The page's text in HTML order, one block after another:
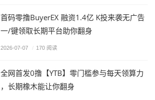
首码零撸BuyerEX 融资1.4亿 K投来袭无广告
一/键领取长期平台助你翻身
2026-07-07 / 170 阅读
全网首发0撸【YTB】零门槛参与每天领算力
，长期橡木能让你翻身